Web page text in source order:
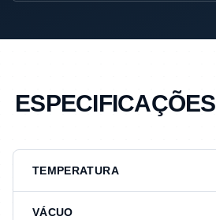
ESPECIFICAÇÕES
TEMPERATURA
VÁCUO